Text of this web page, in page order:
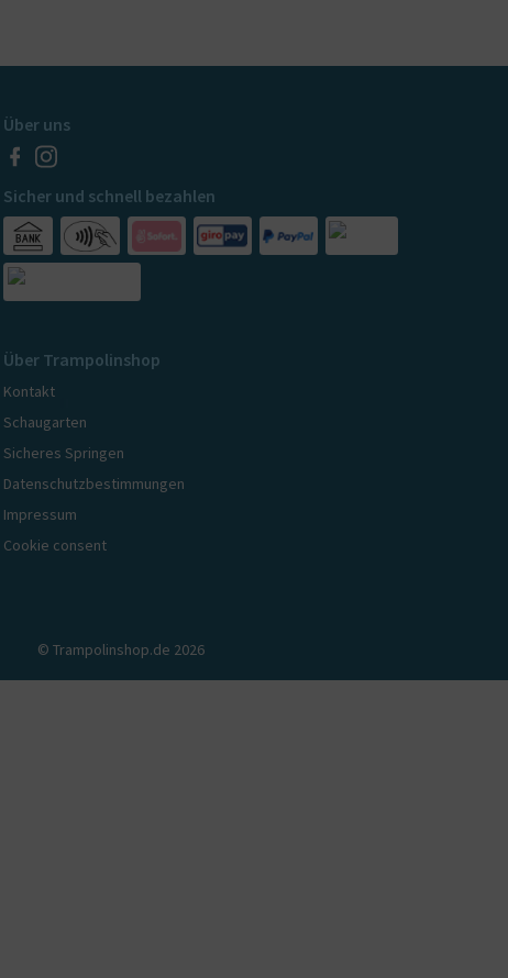
Über uns
Sicher und schnell bezahlen
Über Trampolinshop
Kontakt
Schaugarten
Sicheres Springen
Datenschutzbestimmungen
Impressum
Cookie consent
© Trampolinshop.de 2026